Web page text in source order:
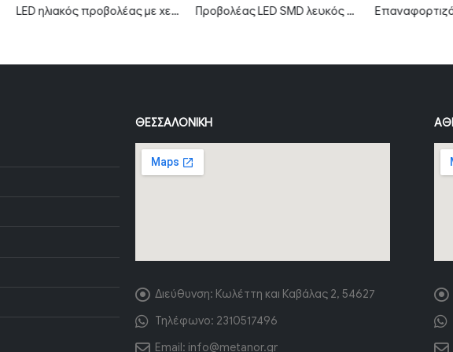
LED ηλιακός προβολέας με χειριστήριο και γρήγορη φόρτιση 6W 6000K μαύρο σώμα MTN-54551 Προβολέας LED SMD λευκός σειρά City 100W Θερμό λευκό MTN-59141
ΘΕΣΣΑΛΟΝΊΚΗ
Διεύθυνση: Κωλέττη και Καβάλας 2, 54627
Τηλέφωνο: 2310517496
Email: info@metanor.gr